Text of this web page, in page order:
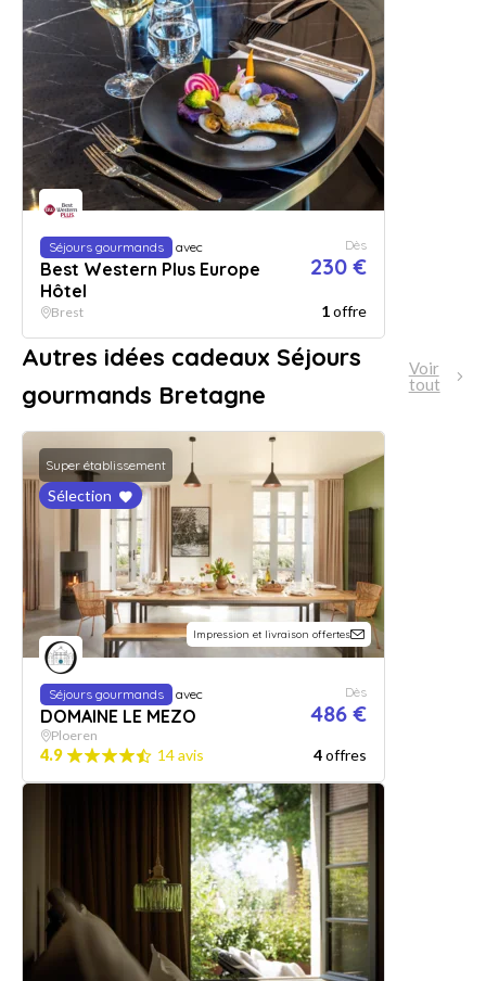
Séjours gourmands avec
Best Western Plus Europe
Hôtel
Dès
230 €
Brest 1offre
Autres idées cadeaux Séjours
gourmands Bretagne
Voir
tout
Super établissement
Sélection
Impression et livraison offertes
Séjours gourmands avec
DOMAINE LE MEZO
Dès
486 €
Ploeren
4.9 14 avis 4offres